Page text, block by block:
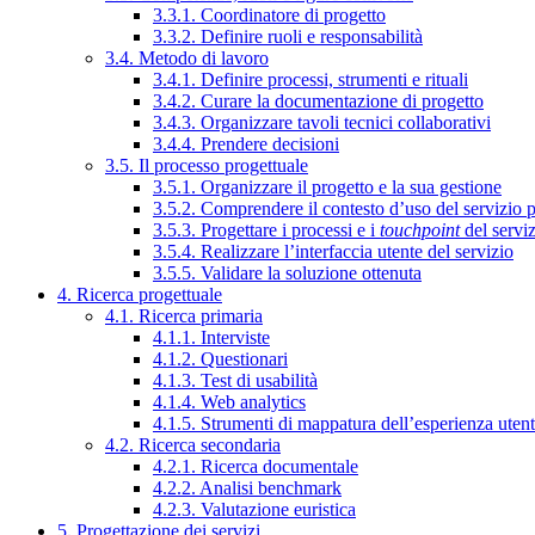
3.3.1. Coordinatore di progetto
3.3.2. Definire ruoli e responsabilità
3.4. Metodo di lavoro
3.4.1. Definire processi, strumenti e rituali
3.4.2. Curare la documentazione di progetto
3.4.3. Organizzare tavoli tecnici collaborativi
3.4.4. Prendere decisioni
3.5. Il processo progettuale
3.5.1. Organizzare il progetto e la sua gestione
3.5.2. Comprendere il contesto d’uso del servizio
3.5.3. Progettare i processi e i touchpointdel
3.5.4. Realizzare l’interfaccia utente del servizio
3.5.5. Validare la soluzione ottenuta
4. Ricerca progettuale
4.1. Ricerca primaria
4.1.1. Interviste
4.1.2. Questionari
4.1.3. Test di usabilità
4.1.4. Web analytics
4.1.5. Strumenti di mappatura dell’esperienza
4.2. Ricerca secondaria
4.2.1. Ricerca documentale
4.2.2. Analisi benchmark
4.2.3. Valutazione euristica
5. Progettazione dei servizi